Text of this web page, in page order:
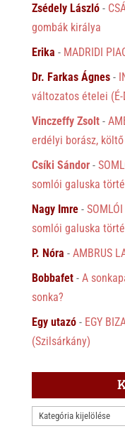
Zsédely László-
gombák királya
Erika - MADRIDI
Dr. Farkas Ágnes-
változatos ételei (É-
Vinczeffy Zsolt-
erdélyi borász, költő
Csíki Sándor-
somlói galuska
Nagy Imre-
somlói galuska
P. Nóra - AMBRUS
Bobbafet- A
sonka?
Egy utazó- EGY
(Szilsárkány)
KATEGÓRIÁK